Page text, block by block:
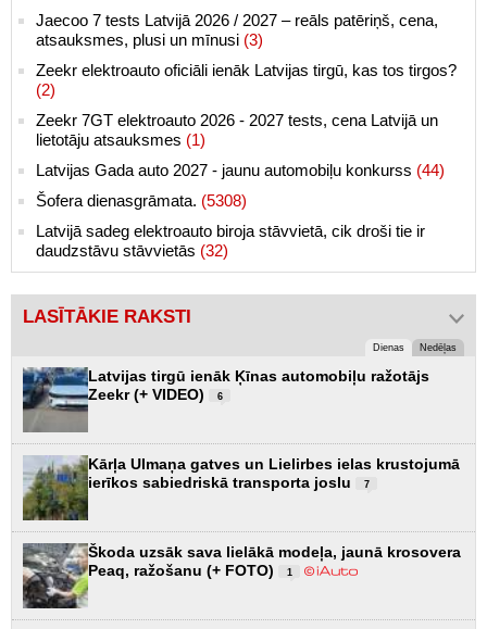
Jaecoo 7 tests Latvijā 2026 / 2027 – reāls patēriņš, cena,
atsauksmes, plusi un mīnusi (3)
Zeekr elektroauto oficiāli ienāk Latvijas tirgū, kas tos tirgos?
(2)
Zeekr 7GT elektroauto 2026 - 2027 tests, cena Latvijā un
lietotāju atsauksmes (1)
Latvijas Gada auto 2027 - jaunu automobiļu konkurss (44)
Šofera dienasgrāmata. (5308)
Latvijā sadeg elektroauto biroja stāvvietā, cik droši tie ir
daudzstāvu stāvvietās (32)
LASĪTĀKIE RAKSTI
Dienas Nedēļas
Latvijas tirgū ienāk Ķīnas automobiļu ražotājs
Zeekr (+ VIDEO)
6
Kārļa Ulmaņa gatves un Lielirbes ielas krustojumā
ierīkos sabiedriskā transporta joslu
7
Škoda uzsāk sava lielākā modeļa, jaunā krosovera
Peaq, ražošanu (+ FOTO)
1